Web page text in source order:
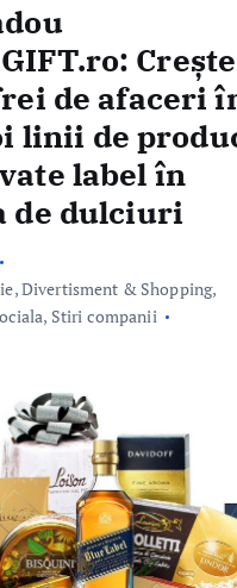
de afaceri
linii de
label în
de dulciuri
,Divertisment & Shopping,
, Stiri companii